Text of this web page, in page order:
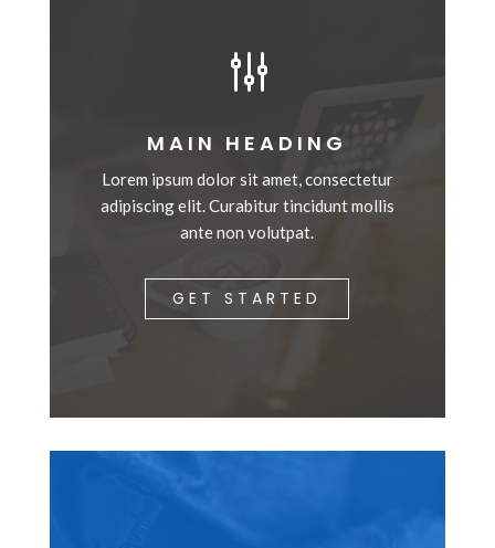
g
MAIN HEADING
Lorem ipsum dolor sit amet, consectetur
adipiscing elit. Curabitur tincidunt mollis
ante non volutpat.
GET STARTED